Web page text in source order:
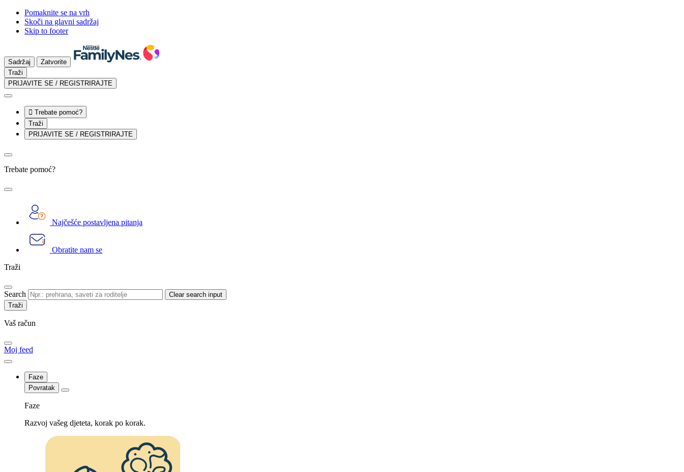
Pomaknite se na vrh
Skoči na glavni sadržaj
Skip to footer
Sadržaj
Zatvorite
Traži
PRIJAVITE SE / REGISTRIRAJTE
 Trebate pomoć?
Traži
PRIJAVITE SE / REGISTRIRAJTE
Trebate pomoć?
Najčešće postavljena pitanja
Obratite nam se
Traži
Search Clear search input
Vaš račun
Moj feed
Faze
Povratak
Faze
Razvoj vašeg djeteta, korak po korak.